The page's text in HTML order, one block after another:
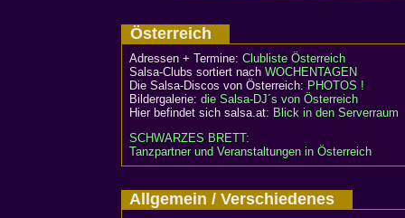
Österreich
Adressen + Termine: Clubliste Österreich
Salsa-Clubs sortiert nach WOCHENTAGEN
Die Salsa-Discos von Österreich: PHOTOS !
Bildergalerie: die Salsa-DJ´s von Österreich
Hier befindet sich salsa.at: Blick in den Serverraum
SCHWARZES BRETT:
Tanzpartner und Veranstaltungen in Österreich
Allgemein / Verschiedenes